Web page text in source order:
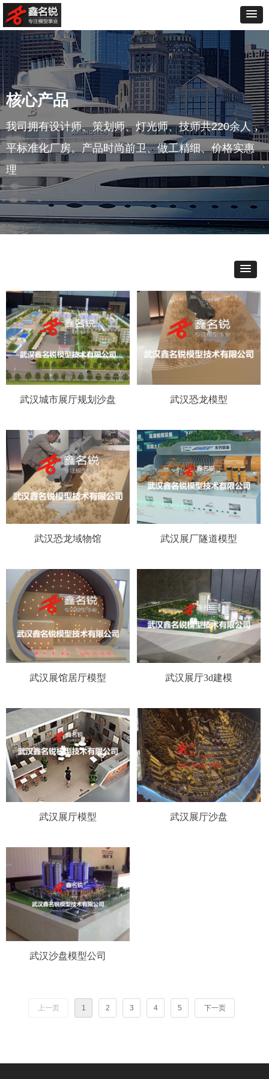
核心产品
我司拥有设计师、策划师、灯光师、技师共220余人，
平标准化厂房。产品时尚前卫、做工精细、价格实惠
理
武汉城市展厅规划沙盘 武汉恐龙模型
武汉恐龙域物馆 武汉展厂隧道模型
武汉展馆居厅模型 武汉展厅3d建模
武汉展厅模型 武汉展厅沙盘
武汉沙盘模型公司
上一页 1 2 3 4 5 下一页